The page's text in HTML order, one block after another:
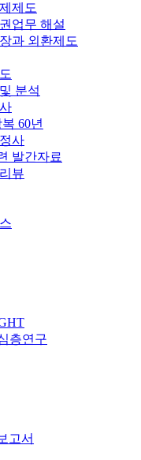
제도
업무 해설
과 외환제도
분석
60년
사
발간자료
뷰
층연구
고서